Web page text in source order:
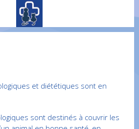
et diététiques sont en
sont destinés à couvrir les